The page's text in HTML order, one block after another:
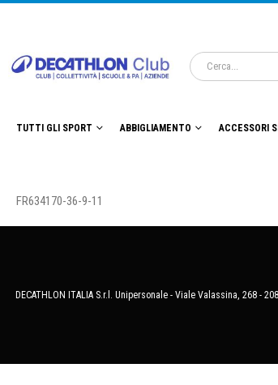
TUTTI GLI SPORT ABBIGLIAMENTO ACCESSORI
FR634170-36-9-11
DECATHLON ITALIA S.r.l. Unipersonale - Viale Valassina, 268 -